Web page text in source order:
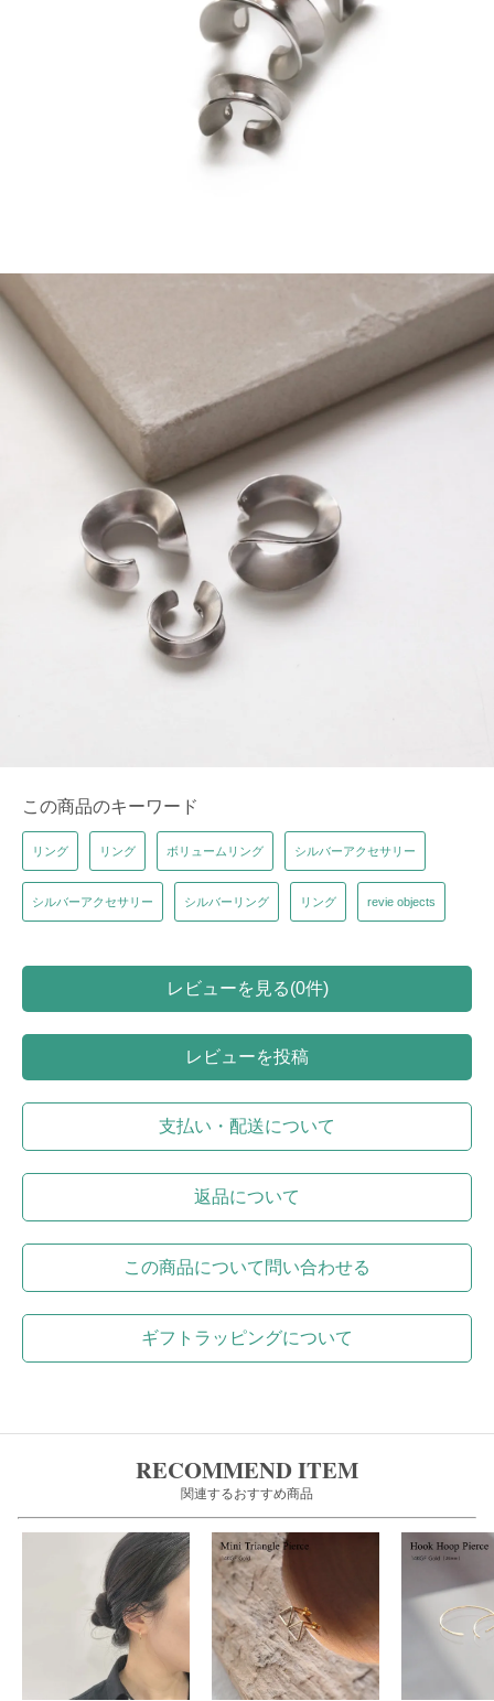
この商品のキーワード
リング リング ボリュームリング シルバーアクセサリー
シルバーアクセサリー シルバーリング リング revie objects
レビューを見る(0件)
レビューを投稿
支払い・配送について
返品について
この商品について問い合わせる
ギフトラッピングについて
RECOMMEND ITEM
関連するおすすめ商品